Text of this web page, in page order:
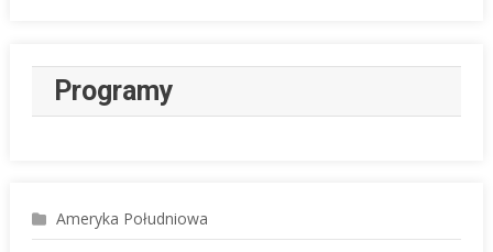
Programy
Ameryka Południowa